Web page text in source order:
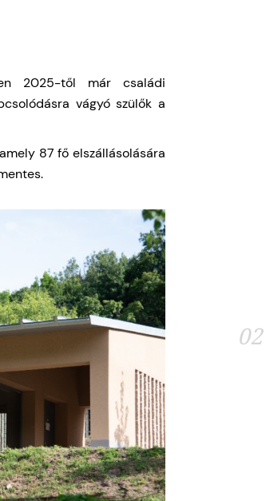
2025-től már családi
vágyó szülők a
87 fő elszállásolására
02